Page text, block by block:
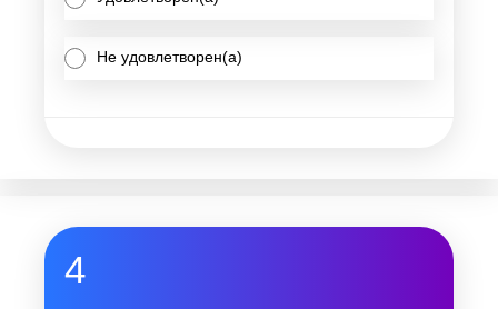
Не удовлетворен(а)
4